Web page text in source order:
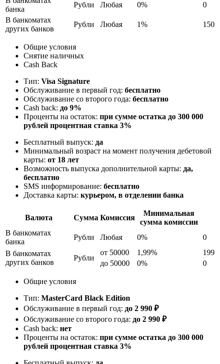
банка
Рубли Любая 0%
0
В банкоматах
других банков
Рубли Любая 1% 150
Общие условия
Снятие наличных
Cash Back
Тип: Visa Signature
Обслуживание в первый год: бесплатно
Обслуживание со второго года: бесплатно
Cash back: до 9%
Проценты на остаток: при сумме остатка до 300 000
рублей процентная ставка 3%
Бесплатный выпуск: да
Минимальный возраст на момент получения дебетовой
карты: от 18 лет
Возможность выпуска дополнительной карты: да,
бесплатно
SMS информирование: бесплатно
Доставка карты: курьером, в отделении банка
Валюта Сумма Комиссия
Минимальная
сумма комиссии
В банкоматах
банка
Рубли Любая 0%
0
В банкоматах
других банков
Рубли
от 50000 1,99%
199
до 50000
0% 0
Общие условия
Тип: MasterСard Black Edition
Обслуживание в первый год: до 2 990 ₽
Обслуживание со второго года: до 2 990 ₽
Cash back: нет
Проценты на остаток: при сумме остатка до 300 000
рублей процентная ставка 3%